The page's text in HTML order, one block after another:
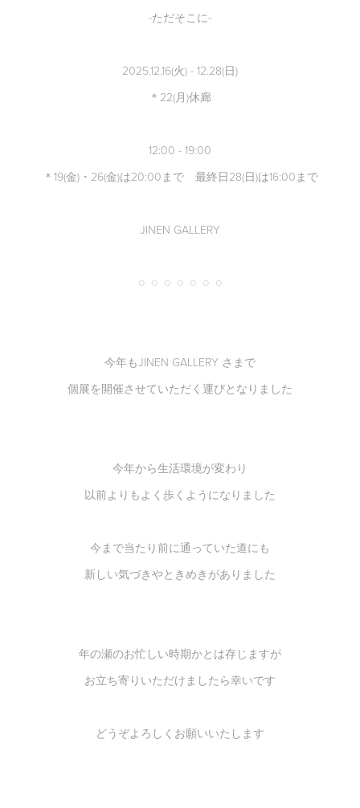
-ただそこに-
2025.12.16(火) - 12.28(日)
＊22(月)休廊
12:00 - 19:00
＊19(金)・26(金)は20:00まで 最終日28(日)は16:00まで
JINEN GALLERY
◌ ◌ ◌ ◌ ◌ ◌ ◌
今年もJINEN GALLERY さまで
個展を開催させていただく運びとなりました
今年から生活環境が変わり
以前よりもよく歩くようになりました
今まで当たり前に通っていた道にも
新しい気づきやときめきがありました
年の瀬のお忙しい時期かとは存じますが
お立ち寄りいただけましたら幸いです
どうぞよろしくお願いいたします